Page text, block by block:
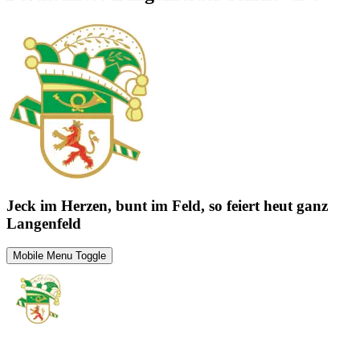
Jeck im Herzen, bunt im Feld, so feiert heut ganz
Langenfeld
Mobile Menu Toggle